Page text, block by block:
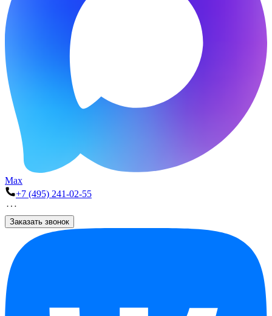
Max
+7 (495) 241-02-55
Заказать звонок